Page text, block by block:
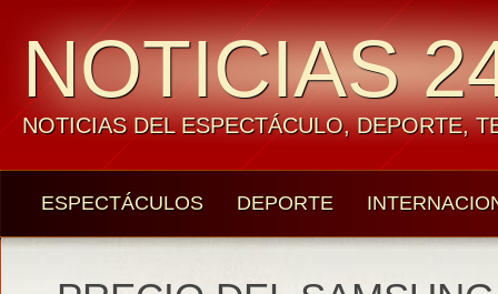
NOTICIAS
NOTICIAS DEL ESPECTÁCULO, DEPORTE,
ESPECTÁCULOS DEPORTE